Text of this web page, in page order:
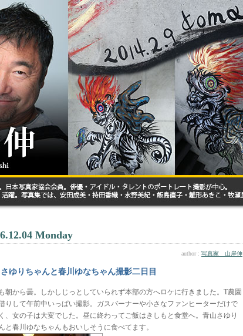
Monday
author : 写真家 山岸伸
ゆりちゃんと春川ゆなちゃん撮影二日目
朝から曇。しかしじっとしていられず本部の方へロケに行きました。T農園
りして午前中いっぱい撮影。ガスバーナーや小さなファンヒーターだけで
、女の子は大変でした。昼に終わってご飯はきしもと食堂へ。青山さゆり
と春川ゆなちゃんもおいしそうに食べてます。